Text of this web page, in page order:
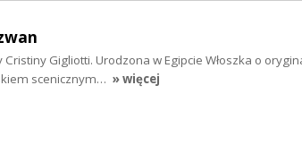
Gigliotti. Urodzona w Egipcie Włoszka o
scenicznym… » więcej